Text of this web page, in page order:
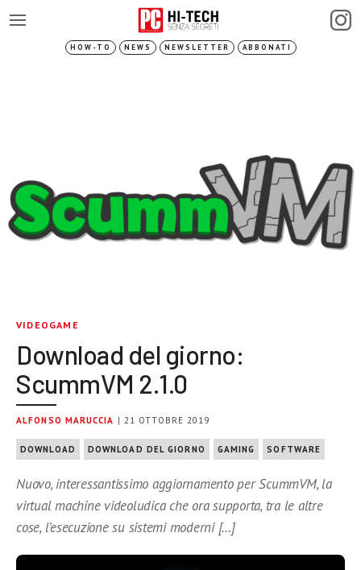
HOW-TO NEWS NEWSLETTER ABBONATI
VIDEOGAME
Download del giorno:
ScummVM 2.1.0
ALFONSO MARUCCIA | 21 OTTOBRE 2019
DOWNLOAD DOWNLOAD DEL GIORNO GAMING SOFTWARE
Nuovo, interessantissimo aggiornamento per ScummVM, la
virtual machine videoludica che ora supporta, tra le altre
cose, l’esecuzione su sistemi moderni […]